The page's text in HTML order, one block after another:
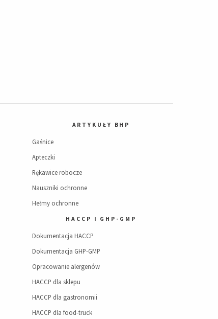
ARTYKUŁY BHP
Gaśnice
Apteczki
Rękawice robocze
Nauszniki ochronne
Hełmy ochronne
HACCP I GHP-GMP
Dokumentacja HACCP
Dokumentacja GHP-GMP
Opracowanie alergenów
HACCP dla sklepu
HACCP dla gastronomii
HACCP dla food-truck